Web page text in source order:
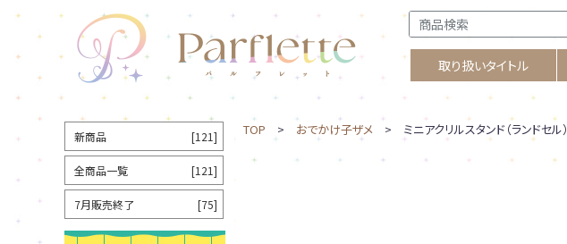
取り扱いタイトル
TOP > おでかけ子ザメ > ミニアクリルスタンド（ランドセル）
新商品 [121]
全商品一覧 [121]
7月販売終了 [75]